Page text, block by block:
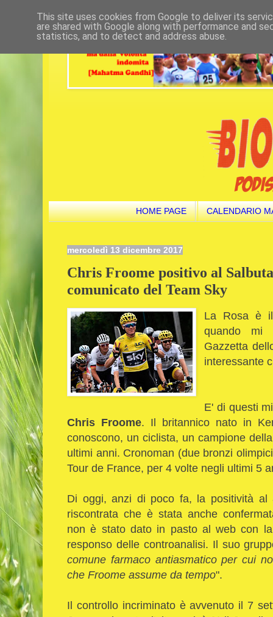
HOME PAGE CALENDARIO
mercoledì 13 dicembre 2017
Chris Froome positivo al
comunicato del Team Sky
La Rosa è il
quando mi
Gazzetta
interessante
E' di questi
Chris Froome. Il britannico nato in
conoscono, un ciclista, un campione
ultimi anni. Cronoman (due bronzi
Tour de France, per 4 volte negli ultimi 5
Di oggi, anzi di poco fa, la positività al
riscontrata che è stata anche
non è stato dato in pasto al web con
responso delle controanalisi. Il suo
comune farmaco antiasmatico per cui
che Froome assume da tempo".
Il controllo incriminato è avvenuto il 7
This site uses cookies from Google to deliver its
are shared with Google along with performance and
statistics, and to detect and address abuse.